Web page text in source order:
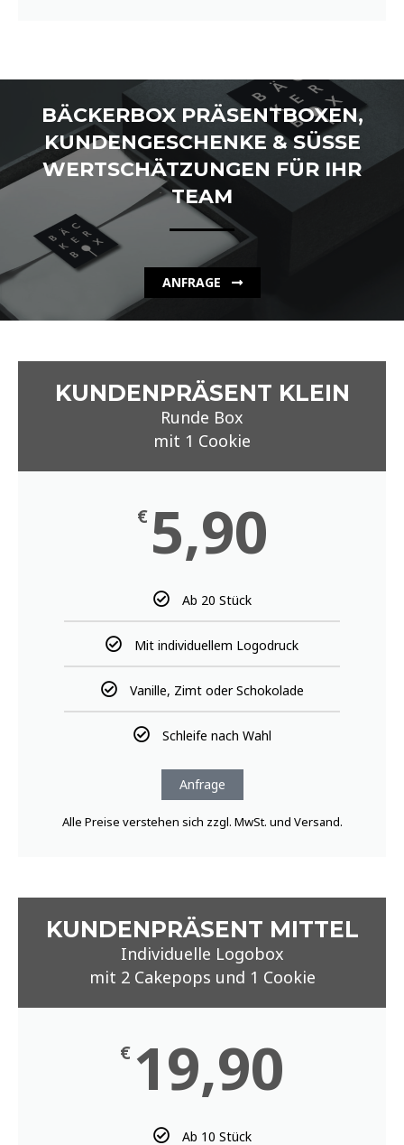
BÄCKERBOX PRÄSENTBOXEN,
KUNDENGESCHENKE & SÜSSE W
ERTSCHÄTZUNGEN FÜR IHR T
EAM
ANFRAGE
KUNDENPRÄSENT KLEIN
Runde Box
mit 1 Cookie
€ 5,90
Ab 20 Stück
Mit individuellem Logodruck
Vanille, Zimt oder Schokolade
Schleife nach Wahl
Anfrage
Alle Preise verstehen sich zzgl. MwSt. und Versand.
KUNDENPRÄSENT MITTEL
Individuelle Logobox
mit 2 Cakepops und 1 Cookie
€ 19,90
Ab 10 Stück